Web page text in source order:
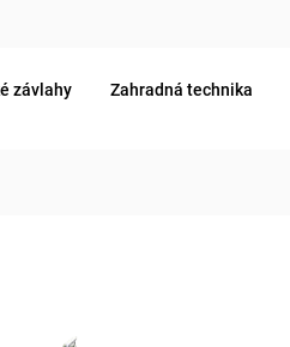
závlahy Zahradná technika